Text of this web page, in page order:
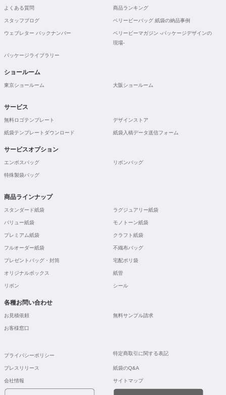
よくある質問 商品ランキング
スタッフブログ ベリービーバッグ 紙袋の納品事例
ウェブレター バックナンバー
ベリービーマガジン -パッケージデザインの
現場-
パッケージライブラリー
ショールーム
東京ショールーム 大阪ショールーム
サービス
無料ロゴテンプレート デザインストア
紙袋テンプレートダウンロード 紙袋入稿データ送信フォーム
サービスオプション
エンボスバッグ リボンバッグ
特殊製袋バッグ
商品ラインナップ
スタンダード紙袋 ラグジュアリー紙袋
バリュー紙袋 モノトーン紙袋
プレミアム紙袋 クラフト紙袋
フルオーダー紙袋 不織布バッグ
プレゼントバッグ・封筒 宅配ポリ袋
オリジナルボックス 紙管
リボン シール
各種お問い合わせ
お見積依頼 無料サンプル請求
お客様窓口
プライバシーポリシー 特定商取引に関する表記
プレスリリース 紙袋のQ&A
会社情報 サイトマップ